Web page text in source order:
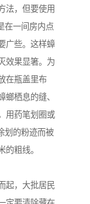
法，但要使用
在一间房内点
广些。这样蟑
效果显箸。为
在瓶盖里布
栖息的缝、
用药笔划圈或
划的粉迹而被
粗线。
起，大批居民